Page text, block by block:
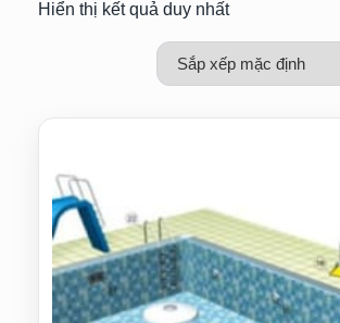
Hiển thị kết quả duy nhất